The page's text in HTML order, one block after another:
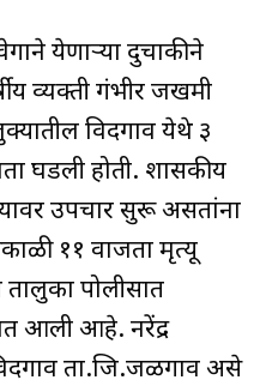
येणाऱ्या दुचाकीने
व्यक्ती गंभीर जखमी
विदगाव येथे ३
घडली होती. शासकीय
उपचार सुरू असतांना
११ वाजता मृत्यू
पोलीसात
आली आहे. नरेंद्र
ता.जि.जळगाव असे